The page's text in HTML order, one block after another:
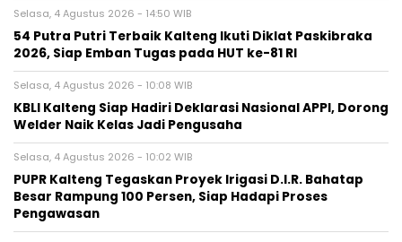
Selasa, 4 Agustus 2026 - 14:50 WIB
54 Putra Putri Terbaik Kalteng Ikuti Diklat Paskibraka
2026, Siap Emban Tugas pada HUT ke-81 RI
Selasa, 4 Agustus 2026 - 10:08 WIB
KBLI Kalteng Siap Hadiri Deklarasi Nasional APPI, Dorong
Welder Naik Kelas Jadi Pengusaha
Selasa, 4 Agustus 2026 - 10:02 WIB
PUPR Kalteng Tegaskan Proyek Irigasi D.I.R. Bahatap
Besar Rampung 100 Persen, Siap Hadapi Proses
Pengawasan